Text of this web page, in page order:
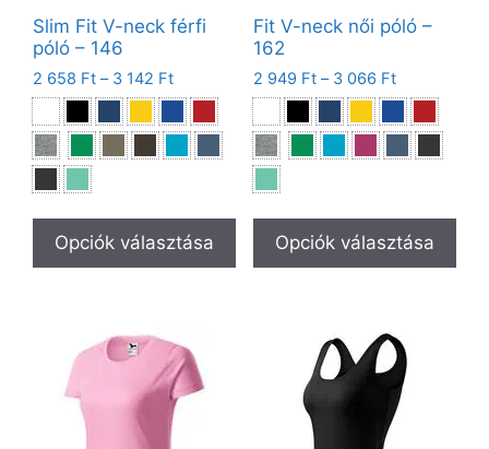
Slim Fit V-neck férfi
póló – 146
2 658 Ft – 3 142 Ft
Opciók választása
Fit V-neck női póló –
162
2 949 Ft– 3 066 Ft
Opciók választása